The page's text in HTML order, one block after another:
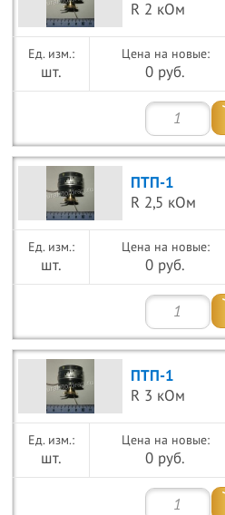
R 2 кОм
шт.
Цена на новые:
0 руб.
ПТП-1
R 2,5 кОм
шт.
Цена на новые:
0 руб.
ПТП-1
R 3 кОм
шт.
Цена на новые:
0 руб.